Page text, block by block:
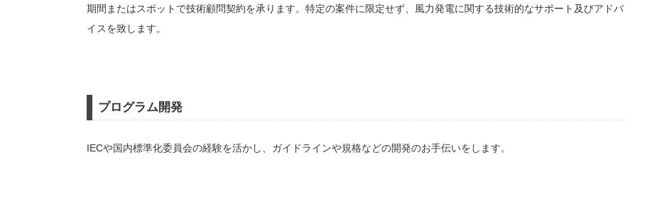
期間またはスポットで技術顧問契約を承ります。特定の案件に限定せず、風力発電に関する技術的なサポート及びアドバ
イスを致します。
プログラム開発
IECや国内標準化委員会の経験を活かし、ガイドラインや規格などの開発のお手伝いをします。